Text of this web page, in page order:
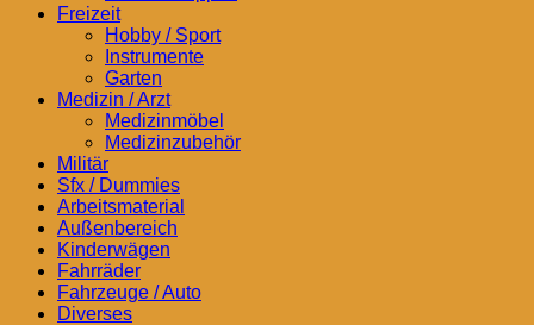
Freizeit
Hobby / Sport
Instrumente
Garten
Medizin / Arzt
Medizinmöbel
Medizinzubehör
Militär
Sfx / Dummies
Arbeitsmaterial
Außenbereich
Kinderwägen
Fahrräder
Fahrzeuge / Auto
Diverses